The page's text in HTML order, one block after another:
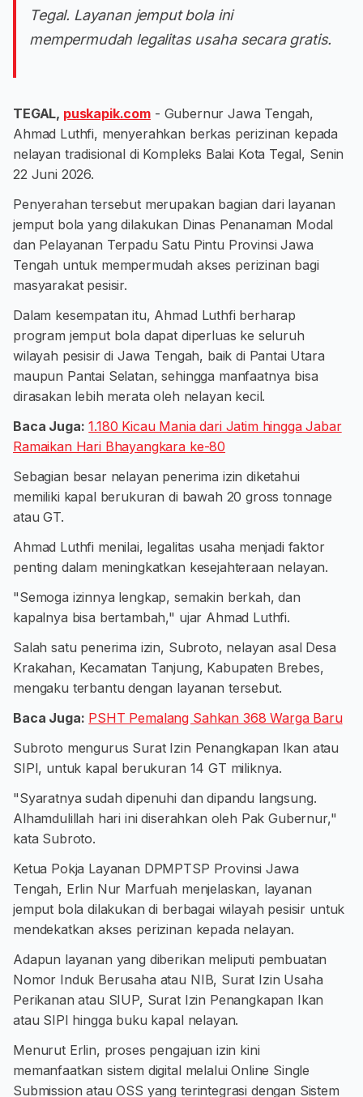
Tegal. Layanan jemput bola ini
mempermudah legalitas usaha secara gratis.
TEGAL, puskapik.com- Gubernur Jawa Tengah,
Ahmad Luthfi, menyerahkan berkas perizinan kepada
nelayan tradisional di Kompleks Balai Kota Tegal, Senin
22 Juni 2026.
Penyerahan tersebut merupakan bagian dari layanan
jemput bola yang dilakukan Dinas Penanaman Modal
dan Pelayanan Terpadu Satu Pintu Provinsi Jawa
Tengah untuk mempermudah akses perizinan bagi
masyarakat pesisir.
Dalam kesempatan itu, Ahmad Luthfi berharap
program jemput bola dapat diperluas ke seluruh
wilayah pesisir di Jawa Tengah, baik di Pantai Utara
maupun Pantai Selatan, sehingga manfaatnya bisa
dirasakan lebih merata oleh nelayan kecil.
Baca Juga: 1.180 Kicau Mania dari Jatim hingga Jabar
Ramaikan Hari Bhayangkara ke-80
Sebagian besar nelayan penerima izin diketahui
memiliki kapal berukuran di bawah 20 gross tonnage
atau GT.
Ahmad Luthfi menilai, legalitas usaha menjadi faktor
penting dalam meningkatkan kesejahteraan nelayan.
"Semoga izinnya lengkap, semakin berkah, dan
kapalnya bisa bertambah," ujar Ahmad Luthfi.
Salah satu penerima izin, Subroto, nelayan asal Desa
Krakahan, Kecamatan Tanjung, Kabupaten Brebes,
mengaku terbantu dengan layanan tersebut.
Baca Juga: PSHT Pemalang Sahkan 368 Warga Baru
Subroto mengurus Surat Izin Penangkapan Ikan atau
SIPI, untuk kapal berukuran 14 GT miliknya.
"Syaratnya sudah dipenuhi dan dipandu langsung.
Alhamdulillah hari ini diserahkan oleh Pak Gubernur,"
kata Subroto.
Ketua Pokja Layanan DPMPTSP Provinsi Jawa
Tengah, Erlin Nur Marfuah menjelaskan, layanan
jemput bola dilakukan di berbagai wilayah pesisir untuk
mendekatkan akses perizinan kepada nelayan.
Adapun layanan yang diberikan meliputi pembuatan
Nomor Induk Berusaha atau NIB, Surat Izin Usaha
Perikanan atau SIUP, Surat Izin Penangkapan Ikan
atau SIPI hingga buku kapal nelayan.
Menurut Erlin, proses pengajuan izin kini
memanfaatkan sistem digital melalui Online Single
Submission atau OSS yang terintegrasi dengan Sistem